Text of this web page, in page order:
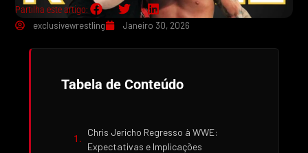
Partilha este artigo:
exclusivewrestling
Janeiro 30, 2026
Tabela de Conteúdo
Chris Jericho Regresso à WWE:
Expectativas e Implicações